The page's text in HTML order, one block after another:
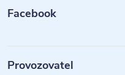
Facebook
Provozovatel